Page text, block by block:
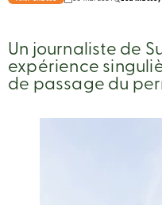
Un journaliste de
expérience
de passage du